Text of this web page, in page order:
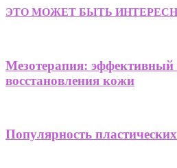
ЭТО МОЖЕТ БЫТЬ
Мезотерапия:
восстановления кожи
Популярность